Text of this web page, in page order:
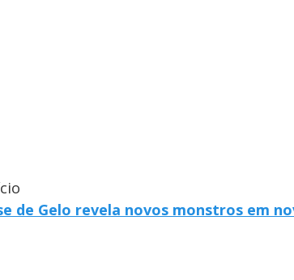
de Gelo revela novos monstros em